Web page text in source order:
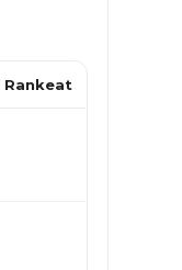
Rankeat